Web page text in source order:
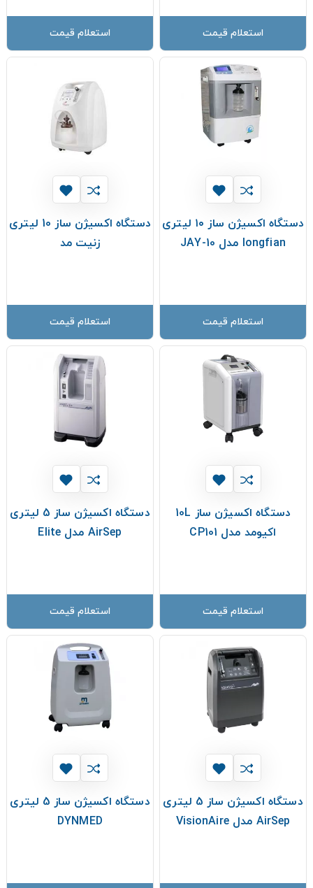
استعلام قیمت استعلام قیمت
دستگاه اکسیژن ساز ۱۰ لیتری
longfian مدل JAY-10
استعلام قیمت
دستگاه اکسیژن ساز 10 لیتری
زنیت مد
استعلام قیمت
دستگاه اکسیژن ساز 10L
اکیومد مدل CP101
استعلام قیمت
دستگاه اکسیژن ساز 5 لیتری
AirSep مدل Elite
استعلام قیمت
دستگاه اکسیژن ساز 5 لیتری
AirSep مدل VisionAire
دستگاه اکسیژن ساز 5 لیتری
DYNMED